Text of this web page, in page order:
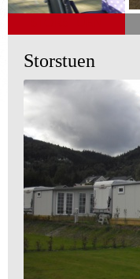
Storstuen